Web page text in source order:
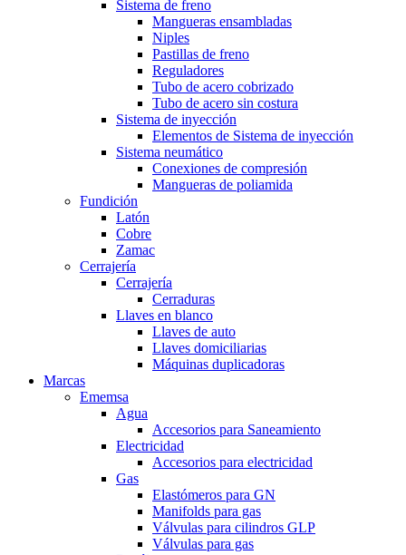
Sistema de freno
Mangueras ensambladas
Niples
Pastillas de freno
Reguladores
Tubo de acero cobrizado
Tubo de acero sin costura
Sistema de inyección
Elementos de Sistema de inyección
Sistema neumático
Conexiones de compresión
Mangueras de poliamida
Fundición
Latón
Cobre
Zamac
Cerrajería
Cerrajería
Cerraduras
Llaves en blanco
Llaves de auto
Llaves domiciliarias
Máquinas duplicadoras
Marcas
Ememsa
Agua
Accesorios para Saneamiento
Electricidad
Accesorios para electricidad
Gas
Elastómeros para GN
Manifolds para gas
Válvulas para cilindros GLP
Válvulas para gas